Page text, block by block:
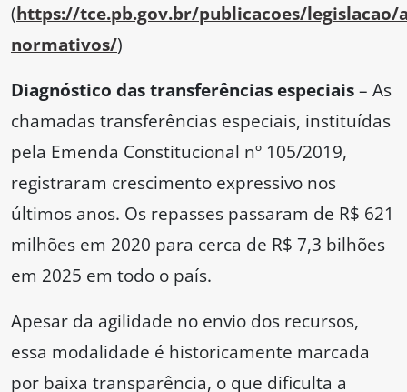
(https://tce.pb.gov.br/publicacoes/legislacao/
normativos/)
Diagnóstico das transferências especiais– As
chamadas transferências especiais, instituídas
pela Emenda Constitucional nº 105/2019,
registraram crescimento expressivo nos
últimos anos. Os repasses passaram de R$ 621
milhões em 2020 para cerca de R$ 7,3 bilhões
em 2025 em todo o país.
Apesar da agilidade no envio dos recursos,
essa modalidade é historicamente marcada
por baixa transparência, o que dificulta a